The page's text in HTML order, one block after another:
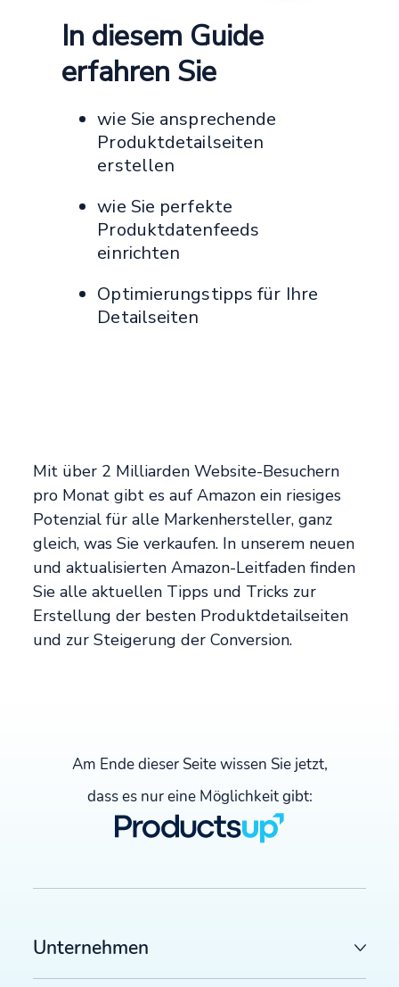
In diesem Guide
erfahren Sie
wie Sie ansprechende
Produktdetailseiten
erstellen
wie Sie perfekte
Produktdatenfeeds
einrichten
Optimierungstipps für Ihre
Detailseiten
Mit über 2 Milliarden Website-Besuchern
pro Monat gibt es auf Amazon ein riesiges
Potenzial für alle Markenhersteller, ganz
gleich, was Sie verkaufen. In unserem neuen
und aktualisierten Amazon-Leitfaden finden
Sie alle aktuellen Tipps und Tricks zur
Erstellung der besten Produktdetailseiten
und zur Steigerung der Conversion.
Am Ende dieser Seite wissen Sie jetzt,
dass es nur eine Möglichkeit gibt:
Unternehmen